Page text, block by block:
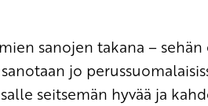
sanojen takana –
jo
seitsemän hyvää ja